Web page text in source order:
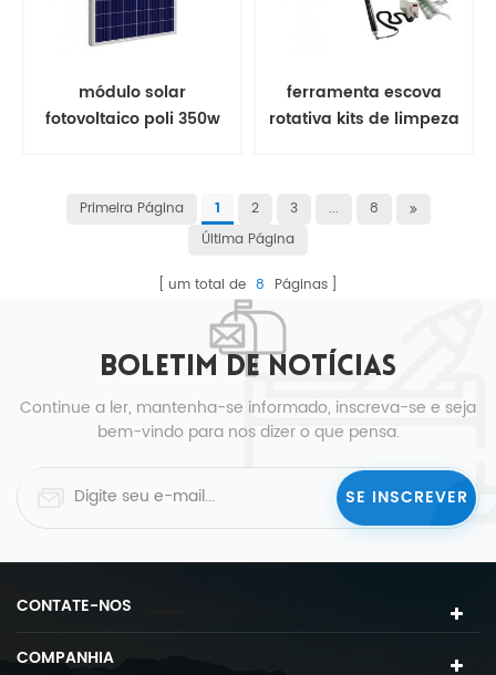
módulo solar
fotovoltaico poli 350w
ferramenta escova
rotativa kits de limpeza
Primeira Página 1 2 3 ...
8
Última Página
um total de 8 Páginas
BOLETIM DE NOTÍCIAS
Continue a ler, mantenha-se informado, inscreva-se e seja
bem-vindo para nos dizer o que pensa.
CONTATE-NOS
COMPANHIA